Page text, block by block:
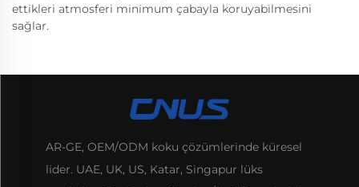
ettikleri atmosferi minimum çabayla koruyabilmesini
sağlar.
AR-GE, OEM/ODM koku çözümlerinde küresel
lider. UAE, UK, US, Katar, Singapur lüks